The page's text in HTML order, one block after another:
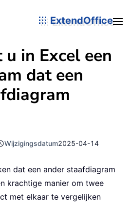
ExtendOffice
in Excel een
dat een
Wijzigingsdatum2025-04-14
dat een ander staafdiagram
krachtige manier om twee
met elkaar te vergelijken